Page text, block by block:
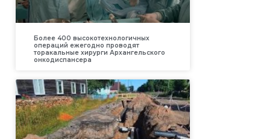
Более 400 высокотехнологичных
операций ежегодно проводят
торакальные хирурги Архангельского
онкодиспансера